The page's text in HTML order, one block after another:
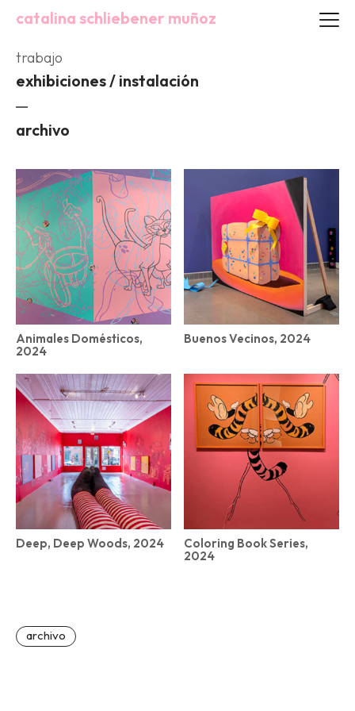
catalina schliebener muñoz
trabajo
exhibiciones / instalación
archivo
Animales Domésticos,
2024
Buenos Vecinos, 2024
Deep, Deep Woods, 2024
Coloring Book Series,
2024
archivo